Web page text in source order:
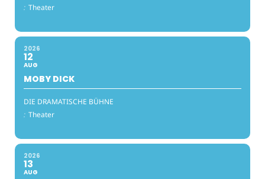
: Theater
2026
12
AUG
MOBY DICK
DIE DRAMATISCHE BÜHNE
: Theater
2026
13
AUG